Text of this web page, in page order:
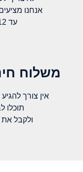
אנחנו
עד 12 תשלומים ללא ריבית.
משלוח
אין צורך להגיע
תוכלו
ולקבל